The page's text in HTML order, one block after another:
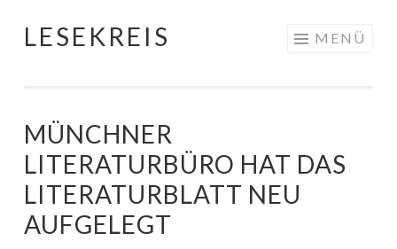
Springe
LESEKREIS MENÜ
MÜNCHNER
LITERATURBÜRO HAT DAS
LITERATURBLATT NEU
AUFGELEGT